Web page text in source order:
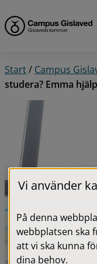
Start/ Campus
studera? Emma
Vi använder
På denna
webbplatsen ska
att vi ska kunna
dina behov.